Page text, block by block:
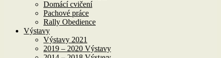
Domácí cvičení
Pachové práce
Rally Obedience
Výstavy
Výstavy 2021
2019 – 2020 Výstavy